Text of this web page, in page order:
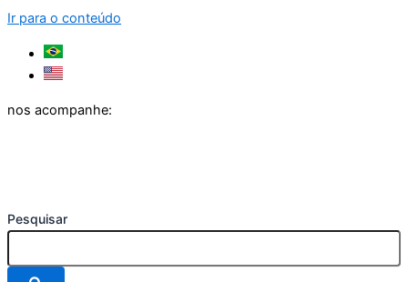
Ir para o conteúdo
nos acompanhe:
Pesquisar